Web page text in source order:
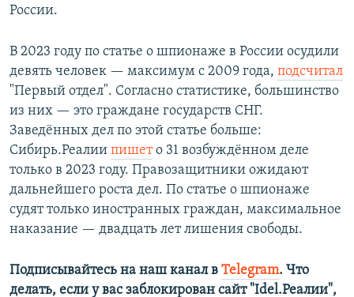
России.
В 2023 году по статье о шпионаже в России осудили
девять человек — максимум с 2009 года, подсчитал
"Первый отдел". Согласно статистике, большинство
из них — это граждане государств СНГ.
Заведённых дел по этой статье больше:
Сибирь.Реалии пишето 31 возбуждённом деле
только в 2023 году. Правозащитники ожидают
дальнейшего роста дел. По статье о шпионаже
судят только иностранных граждан, максимальное
наказание — двадцать лет лишения свободы.
Подписывайтесь на наш канал в Telegram. Что
делать, если у вас заблокирован сайт "Idel.Реалии",